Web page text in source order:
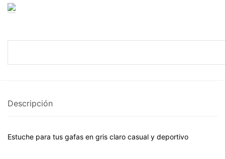
Descripción
Estuche para tus gafas en gris claro casual y deportivo